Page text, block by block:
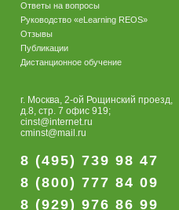
Ответы на вопросы
Руководство «eLearning REOS»
Отзывы
Публикации
Дистанционное обучение
г. Москва, 2-ой Рощинский проезд,
д.8, стр. 7 офис 919;
cinst@internet.ru
cminst@mail.ru
8 (495) 739 98 47
8 (800) 777 84 09
8 (929) 976 86 99